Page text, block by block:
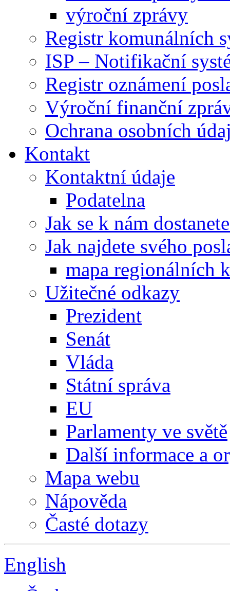
výroční zprávy
Registr komunálních
ISP – Notifikační
Registr oznámení
Výroční finanční
Ochrana osobních
Kontakt
Kontaktní údaje
Podatelna
Jak se k nám
Jak najdete svého
mapa regionálních
Užitečné odkazy
Prezident
Senát
Vláda
Státní správa
EU
Parlamenty ve světě
Další informace a
Mapa webu
Nápověda
Časté dotazy
English